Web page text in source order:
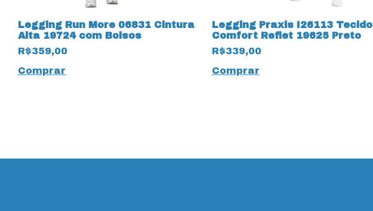
Legging Run More 06831 Cintura
Alta 19724 com Bolsos
R$359,00
Comprar
Legging Praxis I26113 Tecido
Comfort Reflet 19625 Preto
R$339,00
Comprar